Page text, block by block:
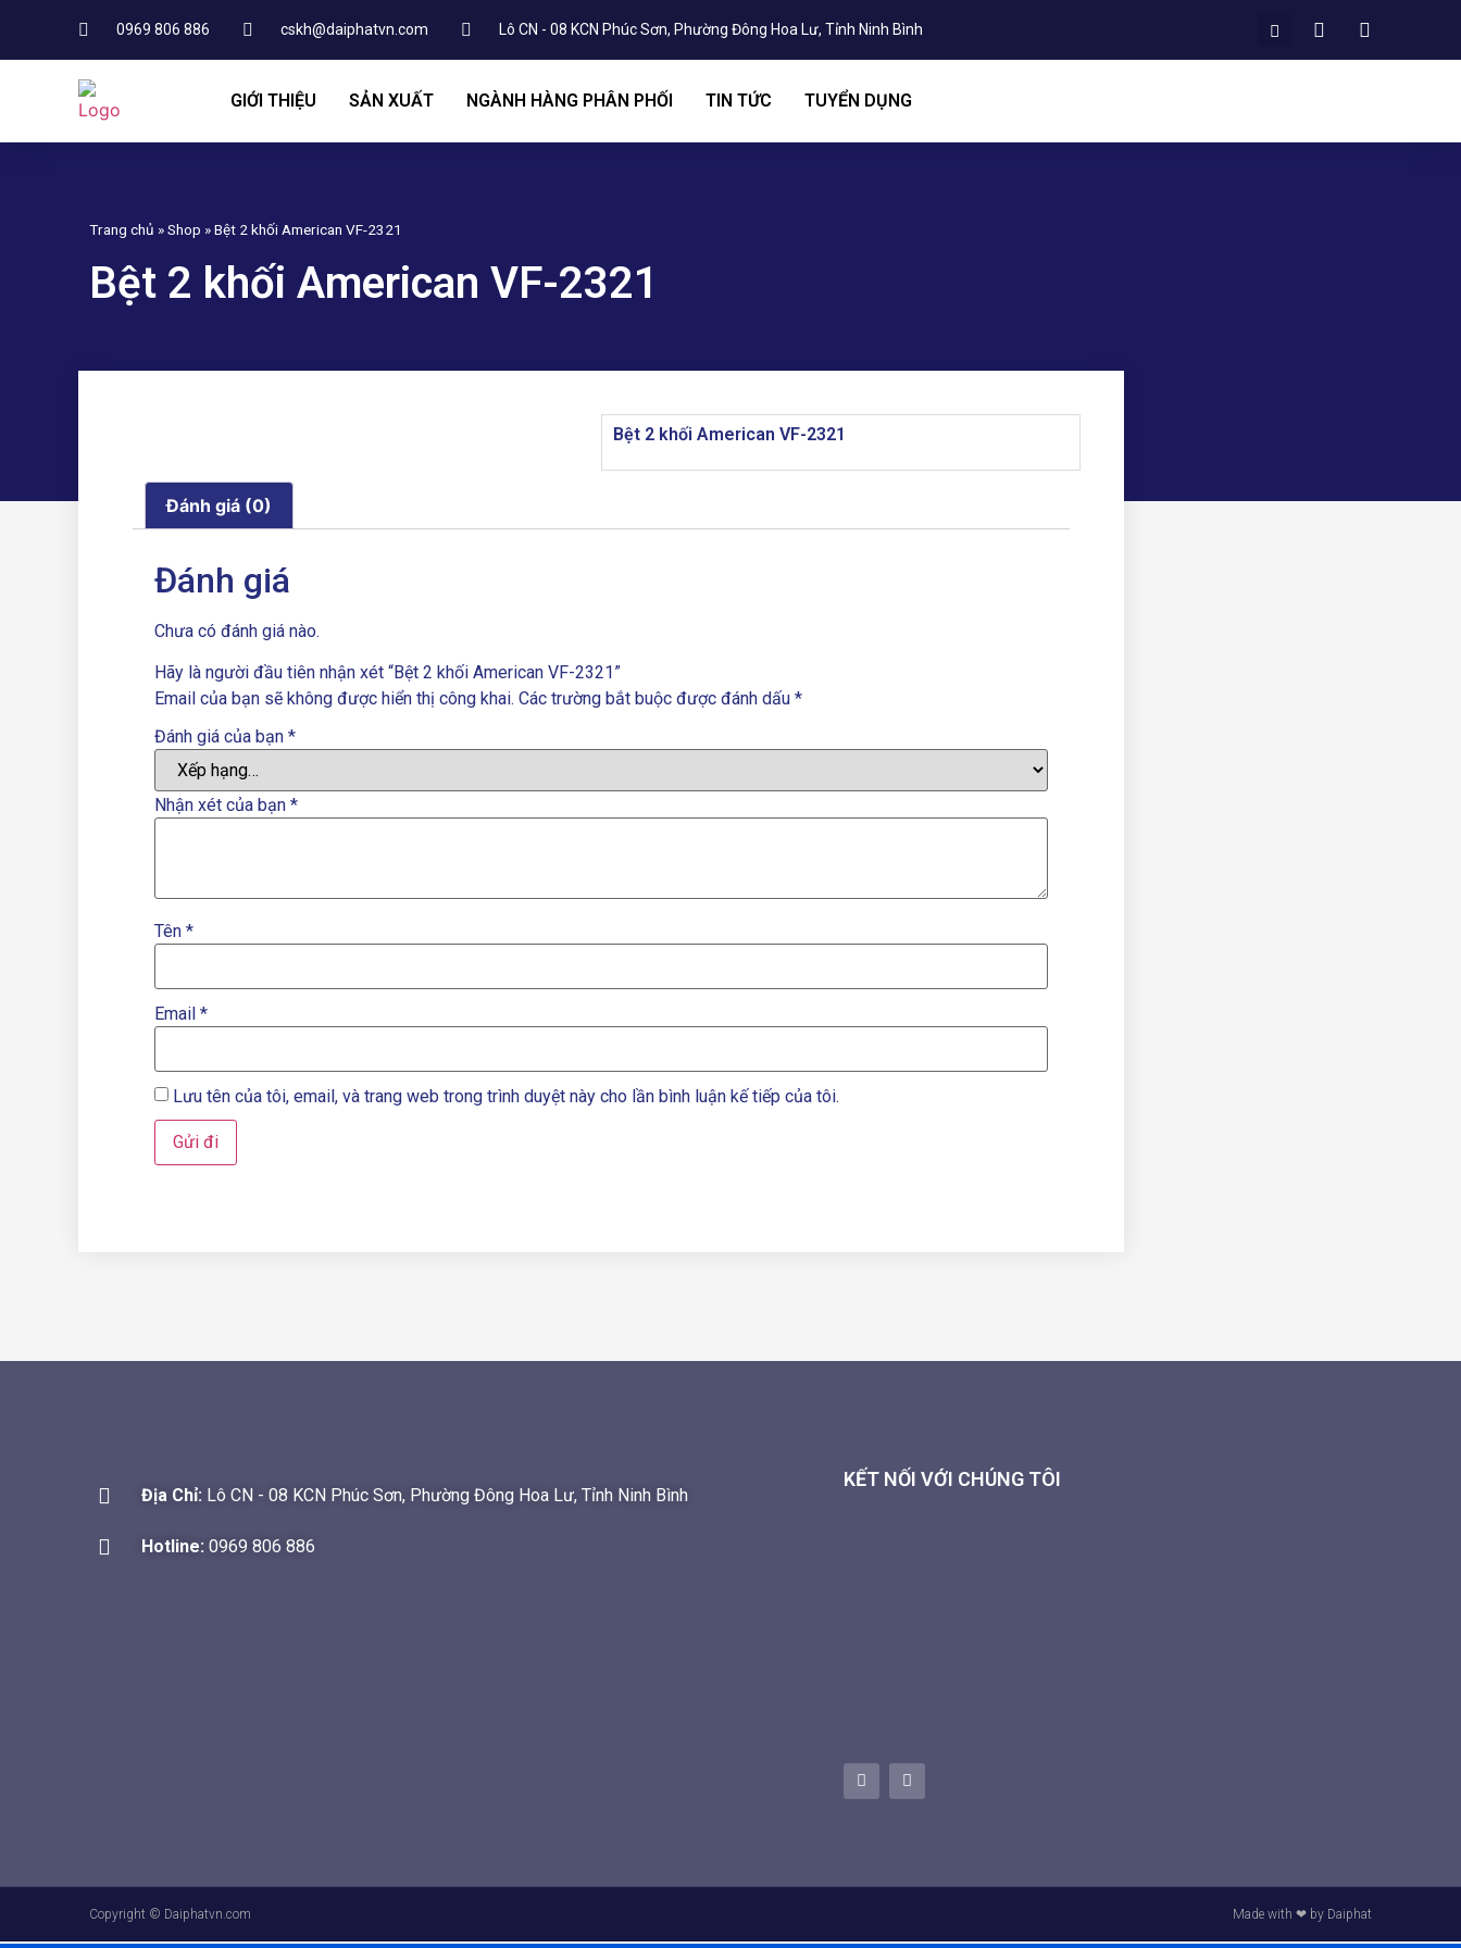
0969 806 886 cskh@daiphatvn.com Lô CN - 08 KCN Phúc Sơn, Phường Đông Hoa Lư, Tỉnh Ninh Bình
GIỚI THIỆU SẢN XUẤT NGÀNH HÀNG PHÂN PHỐI TIN TỨC TUYỂN DỤNG
Trang chủ »Shop »Bệt 2 khối American VF-2321
Bệt 2 khối American VF-2321
Bệt 2 khối American VF-2321
Đánh giá (0)
Đánh giá
Chưa có đánh giá nào.
Hãy là người đầu tiên nhận xét “Bệt 2 khối American VF-2321”
Email của bạn sẽ không được hiển thị công khai. Các trường bắt buộc được đánh dấu *
Đánh giá của bạn *
Nhận xét của bạn *
Tên *
Email *
Lưu tên của tôi, email, và trang web trong trình duyệt này cho lần bình luận kế tiếp của tôi.
Địa Chỉ: Lô CN - 08 KCN Phúc Sơn, Phường Đông Hoa Lư, Tỉnh Ninh Bình
Hotline: 0969 806 886
KẾT NỐI VỚI CHÚNG TÔI
Copyright © Daiphatvn.com Made with ❤ by Daiphat